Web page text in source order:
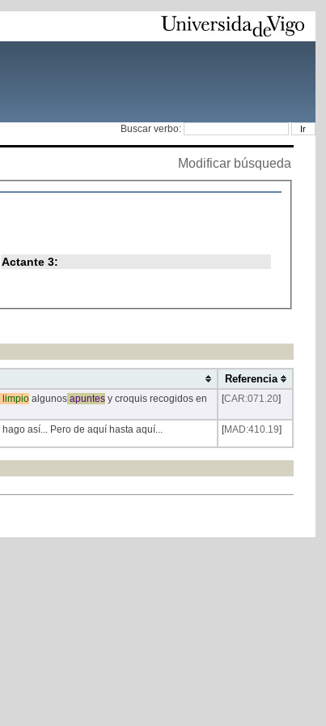
Buscar verbo:
Modificar búsqueda
Actante 3:
Referencia
limpioalgunosapuntesy croquis recogidos en
[CAR:071.20]
así... Pero de aquí hasta aquí... [MAD:410.19]